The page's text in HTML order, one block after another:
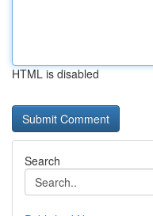
HTML is disabled
Search